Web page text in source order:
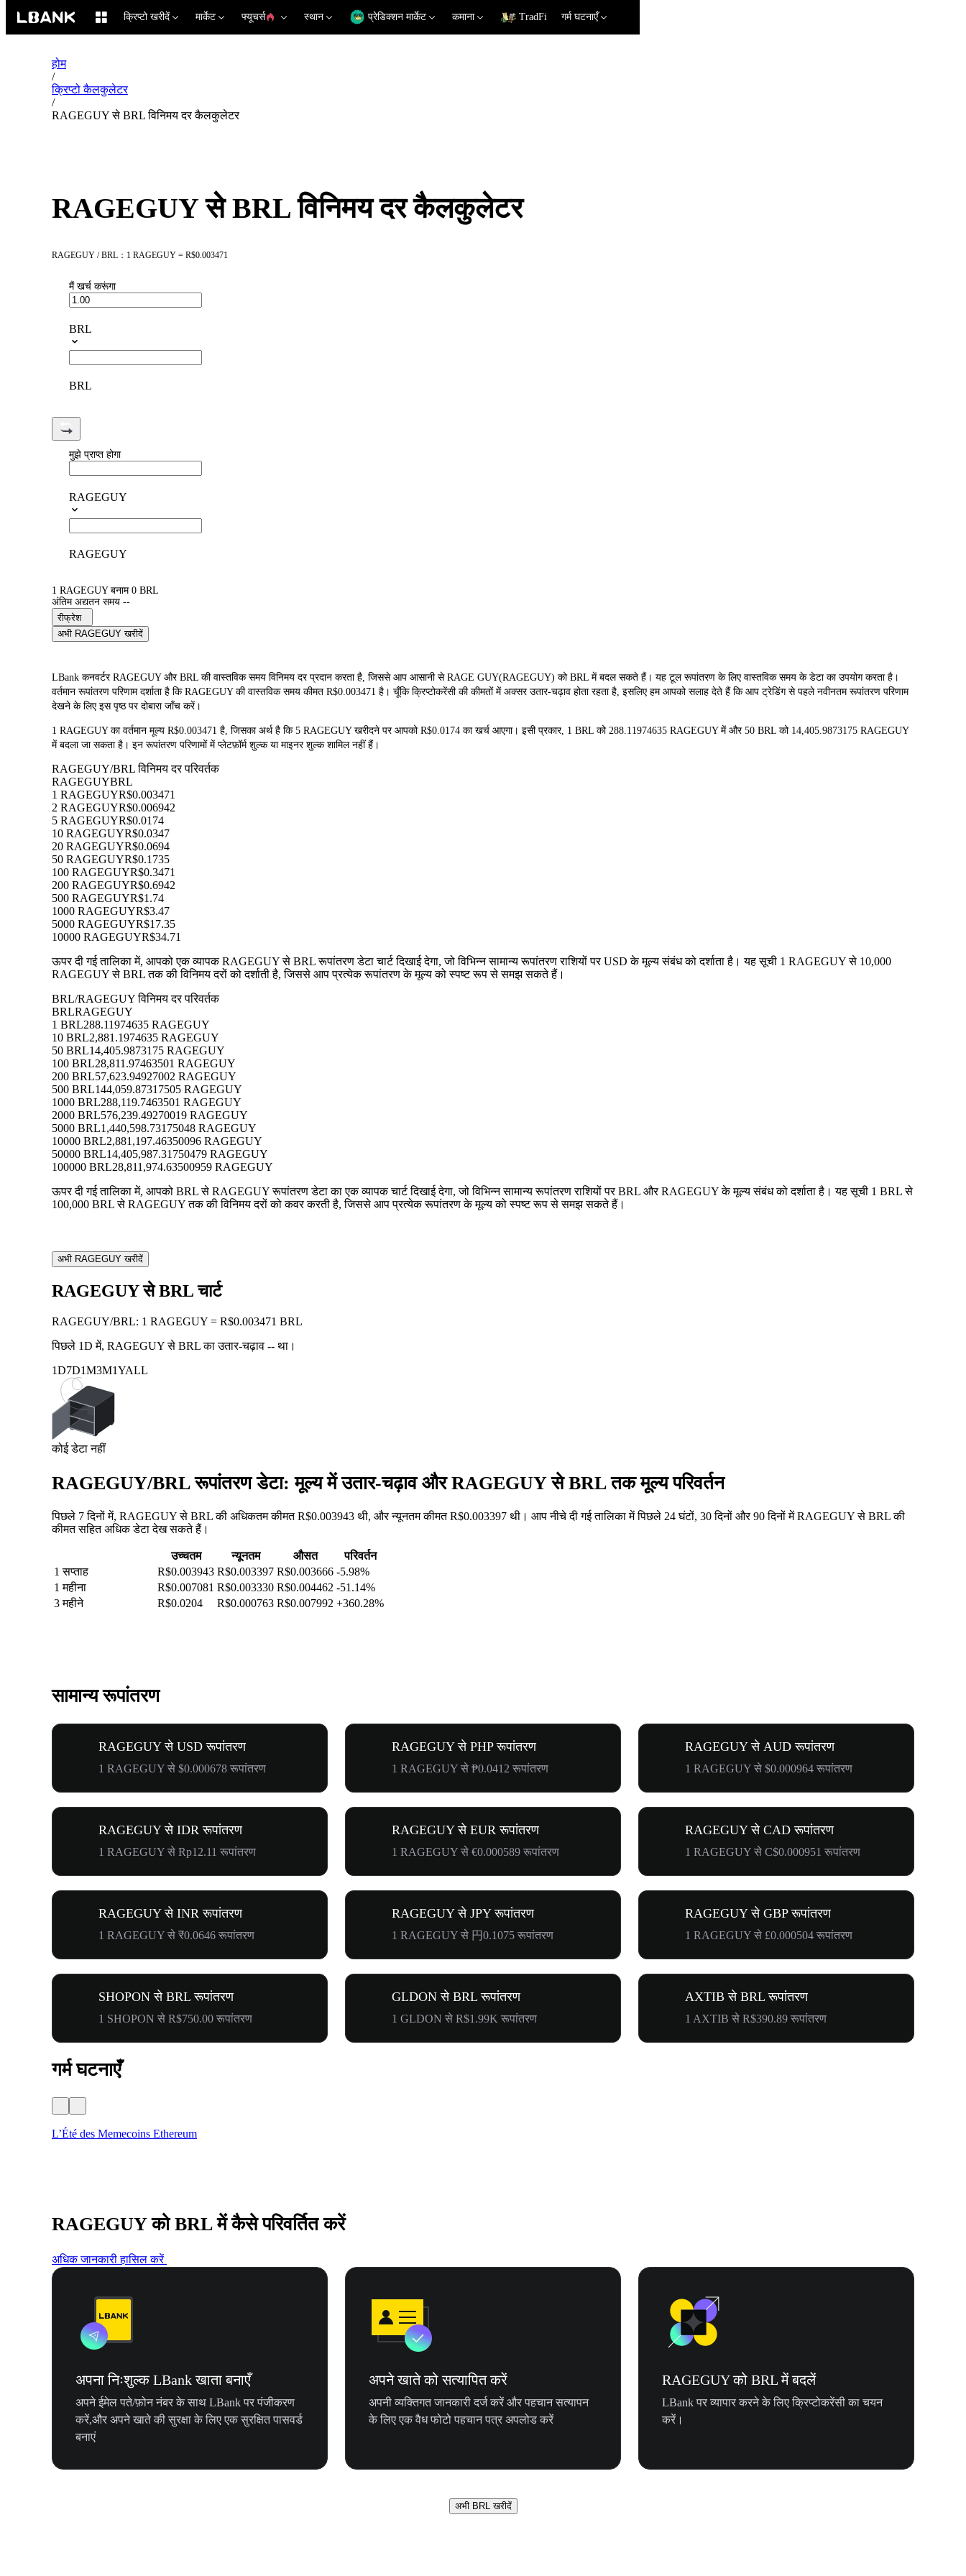
क्रिप्टो खरीदें मार्केट फ्यूचर्स स्थान प्रेडिक्शन मार्केट कमाना TradFi गर्म घटनाएँ
होम
/
क्रिप्टो कैलकुलेटर
/
RAGEGUY से BRL विनिमय दर कैलकुलेटर
RAGEGUY से BRL विनिमय दर कैलकुलेटर
RAGEGUY / BRL：1 RAGEGUY = R$0.003471
मैं खर्च करूंगा
BRL
BRL
मुझे प्राप्त होगा
RAGEGUY
RAGEGUY
1 RAGEGUY बनाम 0 BRL
अंतिम अद्यतन समय --
रीफ्रेश
अभी RAGEGUY खरीदें
LBank कनवर्टर RAGEGUY और BRL की वास्तविक समय विनिमय दर प्रदान करता है, जिससे आप आसानी से RAGE GUY(RAGEGUY) को BRL में बदल सकते हैं। यह टूल रूपांतरण के लिए वास्तविक समय के डेटा का उपयोग करता है।
वर्तमान रूपांतरण परिणाम दर्शाता है कि RAGEGUY की वास्तविक समय कीमत R$0.003471 है। चूँकि क्रिप्टोकरेंसी की कीमतों में अक्सर उतार-चढ़ाव होता रहता है, इसलिए हम आपको सलाह देते हैं कि आप ट्रेडिंग से पहले नवीनतम रूपांतरण परिणाम
देखने के लिए इस पृष्ठ पर दोबारा जाँच करें।
1 RAGEGUY का वर्तमान मूल्य R$0.003471 है, जिसका अर्थ है कि 5 RAGEGUY खरीदने पर आपको R$0.0174 का खर्च आएगा। इसी प्रकार, 1 BRL को 288.11974635 RAGEGUY में और 50 BRL को 14,405.9873175 RAGEGUY
में बदला जा सकता है। इन रूपांतरण परिणामों में प्लेटफ़ॉर्म शुल्क या माइनर शुल्क शामिल नहीं हैं।
RAGEGUY/BRL विनिमय दर परिवर्तक
RAGEGUYBRL
1 RAGEGUYR$0.003471
2 RAGEGUYR$0.006942
5 RAGEGUYR$0.0174
10 RAGEGUYR$0.0347
20 RAGEGUYR$0.0694
50 RAGEGUYR$0.1735
100 RAGEGUYR$0.3471
200 RAGEGUYR$0.6942
500 RAGEGUYR$1.74
1000 RAGEGUYR$3.47
5000 RAGEGUYR$17.35
10000 RAGEGUYR$34.71
ऊपर दी गई तालिका में, आपको एक व्यापक RAGEGUY से BRL रूपांतरण डेटा चार्ट दिखाई देगा, जो विभिन्न सामान्य रूपांतरण राशियों पर USD के मूल्य संबंध को दर्शाता है। यह सूची 1 RAGEGUY से 10,000
RAGEGUY से BRL तक की विनिमय दरों को दर्शाती है, जिससे आप प्रत्येक रूपांतरण के मूल्य को स्पष्ट रूप से समझ सकते हैं।
BRL/RAGEGUY विनिमय दर परिवर्तक
BRLRAGEGUY
1 BRL288.11974635 RAGEGUY
10 BRL2,881.1974635 RAGEGUY
50 BRL14,405.9873175 RAGEGUY
100 BRL28,811.97463501 RAGEGUY
200 BRL57,623.94927002 RAGEGUY
500 BRL144,059.87317505 RAGEGUY
1000 BRL288,119.7463501 RAGEGUY
2000 BRL576,239.49270019 RAGEGUY
5000 BRL1,440,598.73175048 RAGEGUY
10000 BRL2,881,197.46350096 RAGEGUY
50000 BRL14,405,987.31750479 RAGEGUY
100000 BRL28,811,974.63500959 RAGEGUY
ऊपर दी गई तालिका में, आपको BRL से RAGEGUY रूपांतरण डेटा का एक व्यापक चार्ट दिखाई देगा, जो विभिन्न सामान्य रूपांतरण राशियों पर BRL और RAGEGUY के मूल्य संबंध को दर्शाता है। यह सूची 1 BRL से
100,000 BRL से RAGEGUY तक की विनिमय दरों को कवर करती है, जिससे आप प्रत्येक रूपांतरण के मूल्य को स्पष्ट रूप से समझ सकते हैं।
अभी RAGEGUY खरीदें
RAGEGUY से BRL चार्ट
RAGEGUY/BRL: 1 RAGEGUY = R$0.003471 BRL
पिछले 1D में, RAGEGUY से BRL का उतार-चढ़ाव -- था।
1D7D1M3M1YALL
कोई डेटा नहीं
RAGEGUY/BRL रूपांतरण डेटा: मूल्य में उतार-चढ़ाव और RAGEGUY से BRL तक मूल्य परिवर्तन
पिछले 7 दिनों में, RAGEGUY से BRL की अधिकतम कीमत R$0.003943 थी, और न्यूनतम कीमत R$0.003397 थी। आप नीचे दी गई तालिका में पिछले 24 घंटों, 30 दिनों और 90 दिनों में RAGEGUY से BRL की
कीमत सहित अधिक डेटा देख सकते हैं।
उच्चतम न्यूनतम औसत
परिवर्तन
1 सप्ताह
R$0.003943 R$0.003397 R$0.003666 -5.98%
1 महीना
R$0.007081 R$0.003330 R$0.004462 -51.14%
3 महीने
R$0.0204 R$0.000763 R$0.007992 +360.28%
सामान्य रूपांतरण
RAGEGUY से USD रूपांतरण
1 RAGEGUY से $0.000678 रूपांतरण
RAGEGUY से PHP रूपांतरण
1 RAGEGUY से ₱0.0412 रूपांतरण
RAGEGUY से AUD रूपांतरण
1 RAGEGUY से $0.000964 रूपांतरण
RAGEGUY से IDR रूपांतरण
1 RAGEGUY से Rp12.11 रूपांतरण
RAGEGUY से EUR रूपांतरण
1 RAGEGUY से €0.000589 रूपांतरण
RAGEGUY से CAD रूपांतरण
1 RAGEGUY से C$0.000951 रूपांतरण
RAGEGUY से INR रूपांतरण
1 RAGEGUY से ₹0.0646 रूपांतरण
RAGEGUY से JPY रूपांतरण
1 RAGEGUY से 円0.1075 रूपांतरण
RAGEGUY से GBP रूपांतरण
1 RAGEGUY से £0.000504 रूपांतरण
SHOPON से BRL रूपांतरण
1 SHOPON से R$750.00 रूपांतरण
GLDON से BRL रूपांतरण
1 GLDON से R$1.99K रूपांतरण
AXTIB से BRL रूपांतरण
1 AXTIB से R$390.89 रूपांतरण
गर्म घटनाएँ
L’Été des Memecoins Ethereum
RAGEGUY को BRL में कैसे परिवर्तित करें
अधिक जानकारी हासिल करें
अपना निःशुल्क LBank खाता बनाएँ
अपने ईमेल पते/फ़ोन नंबर के साथ LBank पर पंजीकरण
करें,और अपने खाते की सुरक्षा के लिए एक सुरक्षित पासवर्ड
बनाएं
अपने खाते को सत्यापित करें
अपनी व्यक्तिगत जानकारी दर्ज करें और पहचान सत्यापन
के लिए एक वैध फोटो पहचान पत्र अपलोड करें
RAGEGUY को BRL में बदलें
LBank पर व्यापार करने के लिए क्रिप्टोकरेंसी का चयन
करें।
अभी BRL खरीदें